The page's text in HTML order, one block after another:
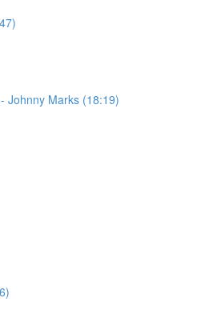
Johnny Marks (18:19)